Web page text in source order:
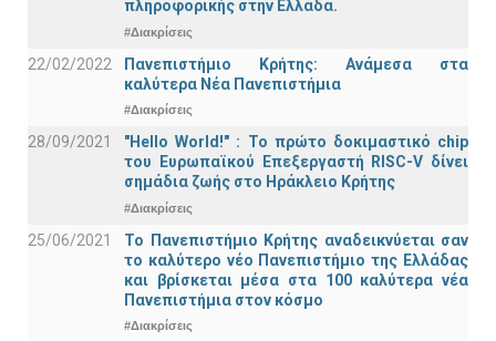
πληροφορικής στην Ελλάδα.
#Διακρίσεις
22/02/2022
Πανεπιστήμιο Κρήτης: Ανάμεσα στα
καλύτερα Νέα Πανεπιστήμια
#Διακρίσεις
28/09/2021
"Hello World!" : Το πρώτο δοκιμαστικό chip
του Ευρωπαϊκού Επεξεργαστή RISC-V δίνει
σημάδια ζωής στο Ηράκλειο Κρήτης
#Διακρίσεις
25/06/2021
Το Πανεπιστήμιο Κρήτης αναδεικνύεται σαν
το καλύτερο νέο Πανεπιστήμιο της Ελλάδας
και βρίσκεται μέσα στα 100 καλύτερα νέα
Πανεπιστήμια στον κόσμο
#Διακρίσεις